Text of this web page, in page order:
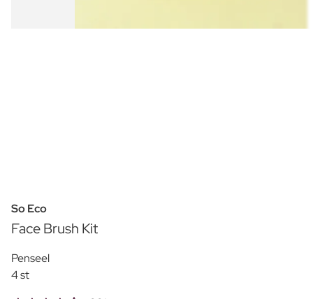
So Eco
Face Brush Kit
Penseel
4 st